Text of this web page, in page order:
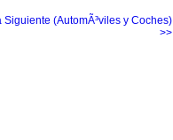
Siguiente (AutomÃ³viles y Coches)
>>